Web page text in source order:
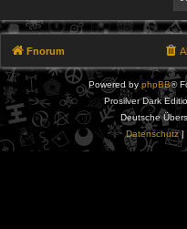
Fnorum
Powered byphpBB®
Prosilver Dark
Deutsche
Datenschutz|